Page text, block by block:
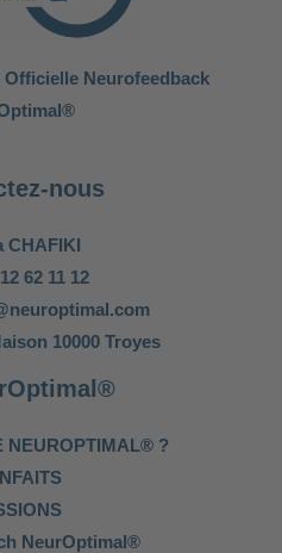
Neurofeedback
nous
CHAFIKI
62 11 12
10000 Troyes
NEUROPTIMAL® ?
NeurOptimal®